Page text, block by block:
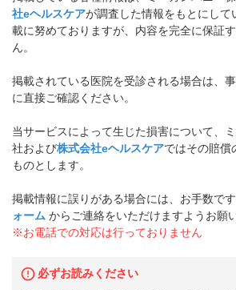
社eヘルスケアが調査した情報をもとにして
載に努めておりますが、内容を完全に保証
ん。
掲載されている医院を受診される場合は、
に直接ご確認ください。
当サービスによって生じた損害について、
社および株式会社eヘルスケアではその賠償
ものとします。
掲載情報に誤りがある場合には、お手数です
ォーム からご連絡をいただけますようお願
※お電話での対応は行っておりません
必ずお読みください